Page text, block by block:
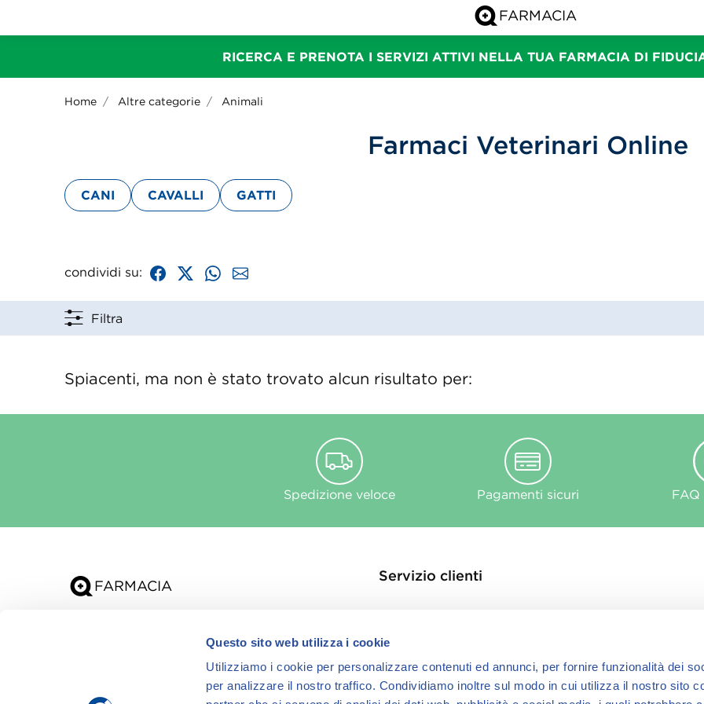
Questo sito web utilizza i cookie
Utilizziamo i cookie per personalizzare contenuti ed annunci, per fornire funzionalità dei
per analizzare il nostro traffico. Condividiamo inoltre sul modo in cui utilizza il nostro sito
RICERCA E PRENOTA I SERVIZI ATTIVI NELLA TUA FARMACIA DI
Home Altre categorie Animali
Farmaci Veterinari Online
CANI CAVALLI GATTI
condividi su:
Filtra
Spiacenti, ma non è stato trovato alcun risultato per:
Spedizione veloce Pagamenti sicuri FAQ
Servizio clienti
Cookie
informativa